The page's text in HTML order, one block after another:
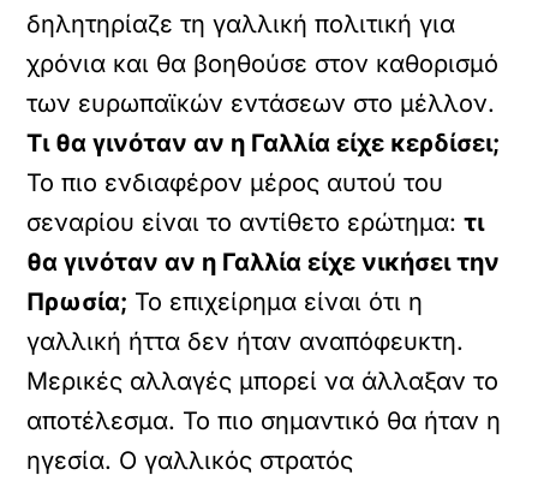
δηλητηρίαζε τη γαλλική πολιτική για
χρόνια και θα βοηθούσε στον καθορισμό
των ευρωπαϊκών εντάσεων στο μέλλον.
Τι θα γινόταν αν η Γαλλία είχε κερδίσει;
Το πιο ενδιαφέρον μέρος αυτού του
σεναρίου είναι το αντίθετο ερώτημα:τι
θα γινόταν αν η Γαλλία είχε νικήσει την
Πρωσία; Το επιχείρημα είναι ότι η
γαλλική ήττα δεν ήταν αναπόφευκτη.
Μερικές αλλαγές μπορεί να άλλαξαν το
αποτέλεσμα. Το πιο σημαντικό θα ήταν η
ηγεσία. Ο γαλλικός στρατός